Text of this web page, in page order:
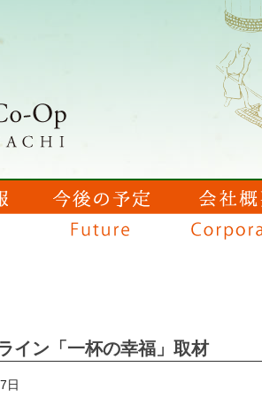
イン「一杯の幸福」取材
日